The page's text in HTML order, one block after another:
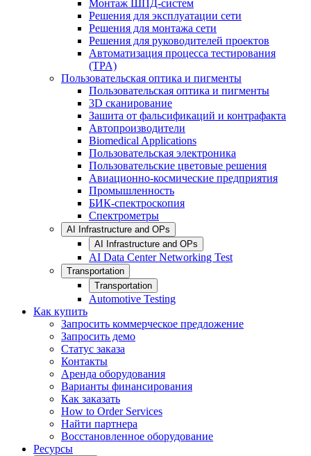
Монтаж ШПД-систем
Решения для эксплуатации сети
Решения для монтажа сети
Решения для руководителей проектов
Автоматизация процесса тестирования
(TPA)
Пользовательская оптика и пигменты
Пользовательская оптика и пигменты
3D сканирование
Зашита от фальсификаций и контрафакта
Автопроизводители
Biomedical Applications
Пользовательская электроника
Пользовательские цветовые решения
Авиационно-космические предприятия
Промышленность
БИК-спектроскопия
Спектрометры
AI Infrastructure and OPs
AI Infrastructure and OPs
AI Data Center Networking Test
Transportation
Transportation
Automotive Testing
Как купить
Запросить коммерческое предложение
Запросить демо
Статус заказа
Контакты
Аренда оборудования
Варианты финансирования
Как заказать
How to Order Services
Найти партнера
Восстановленное оборудование
Ресурсы